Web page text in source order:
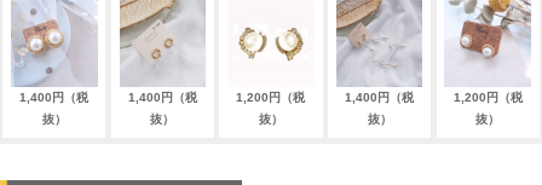
1,400円（税
抜）
1,400円（税
抜）
1,200円（税
抜）
1,400円（税
抜）
1,200円（税
抜）